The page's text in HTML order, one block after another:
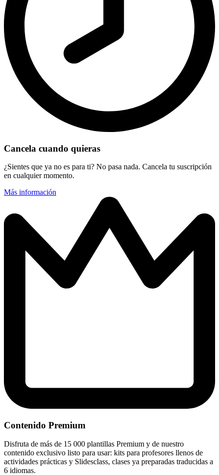
Cancela cuando quieras
¿Sientes que ya no es para ti? No pasa nada. Cancela tu suscripción
en cualquier momento.
Más información
Contenido Premium
Disfruta de más de 15 000 plantillas Premium y de nuestro
contenido exclusivo listo para usar: kits para profesores llenos de
actividades prácticas y Slidesclass, clases ya preparadas traducidas a
6 idiomas.